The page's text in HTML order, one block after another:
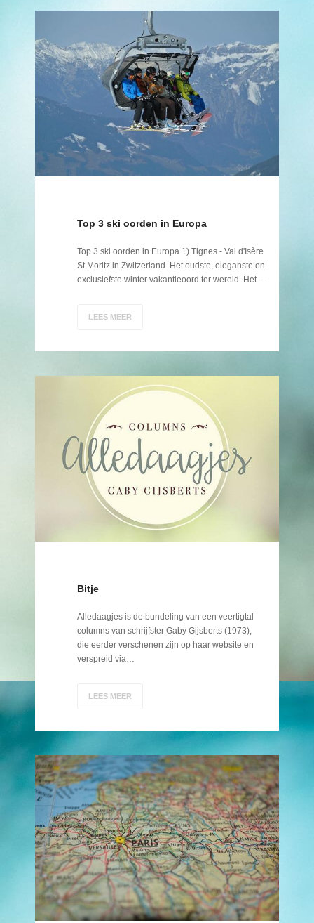
Top 3 ski oorden in Europa
Top 3 ski oorden in Europa 1) Tignes - Val d'Isère
St Moritz in Zwitzerland. Het oudste, eleganste en
exclusiefste winter vakantieoord ter wereld. Het…
LEES MEER
Bitje
Alledaagjes is de bundeling van een veertigtal
columns van schrijfster Gaby Gijsberts (1973),
die eerder verschenen zijn op haar website en
verspreid via…
LEES MEER